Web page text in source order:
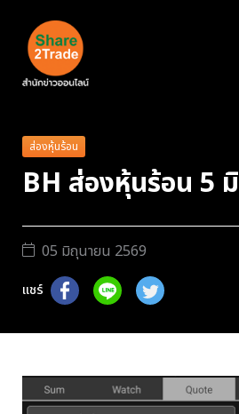
ส่องหุ้นร้อน
BH ส่องหุ้นร้อน 5
05 มิถุนายน 2569
แชร์